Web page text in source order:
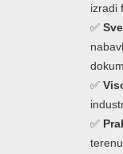
izradi
✅
✅
✅
terenu.